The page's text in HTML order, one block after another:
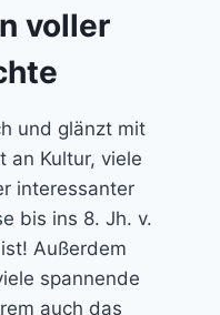
voller
und glänzt mit
an Kultur, viele
interessanter
bis ins 8. Jh. v.
Außerdem
spannende
auch das